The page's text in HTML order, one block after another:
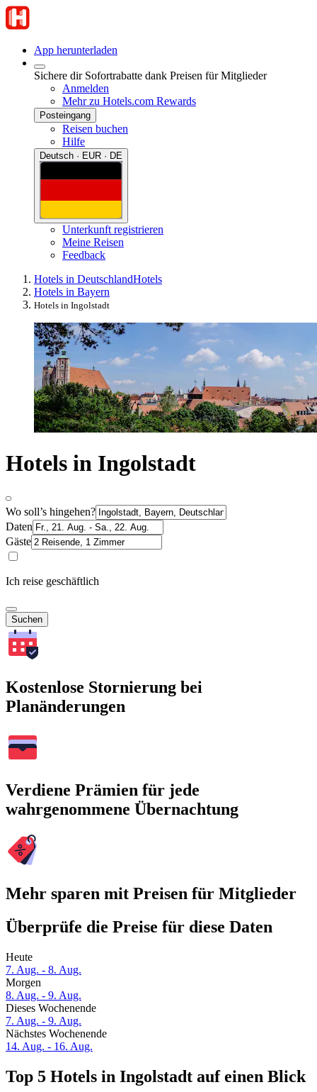
App herunterladen
Sichere dir Sofortrabatte dank Preisen für Mitglieder
Anmelden
Mehr zu Hotels.com Rewards
Posteingang
Reisen buchen
Hilfe
Deutsch · EUR · DE
Unterkunft registrieren
Meine Reisen
Feedback
Hotels in DeutschlandHotels
Hotels in Bayern
Hotels in Ingolstadt
Hotels in Ingolstadt
Wo soll’s hingehen?
Daten
Gäste
Ich reise geschäftlich
Suchen
Kostenlose Stornierung bei
Planänderungen
Verdiene Prämien für jede
wahrgenommene Übernachtung
Mehr sparen mit Preisen für Mitglieder
Überprüfe die Preise für diese Daten
Heute
7. Aug. - 8. Aug.
Morgen
8. Aug. - 9. Aug.
Dieses Wochenende
7. Aug. - 9. Aug.
Nächstes Wochenende
14. Aug. - 16. Aug.
Top 5 Hotels in Ingolstadt auf einen Blick